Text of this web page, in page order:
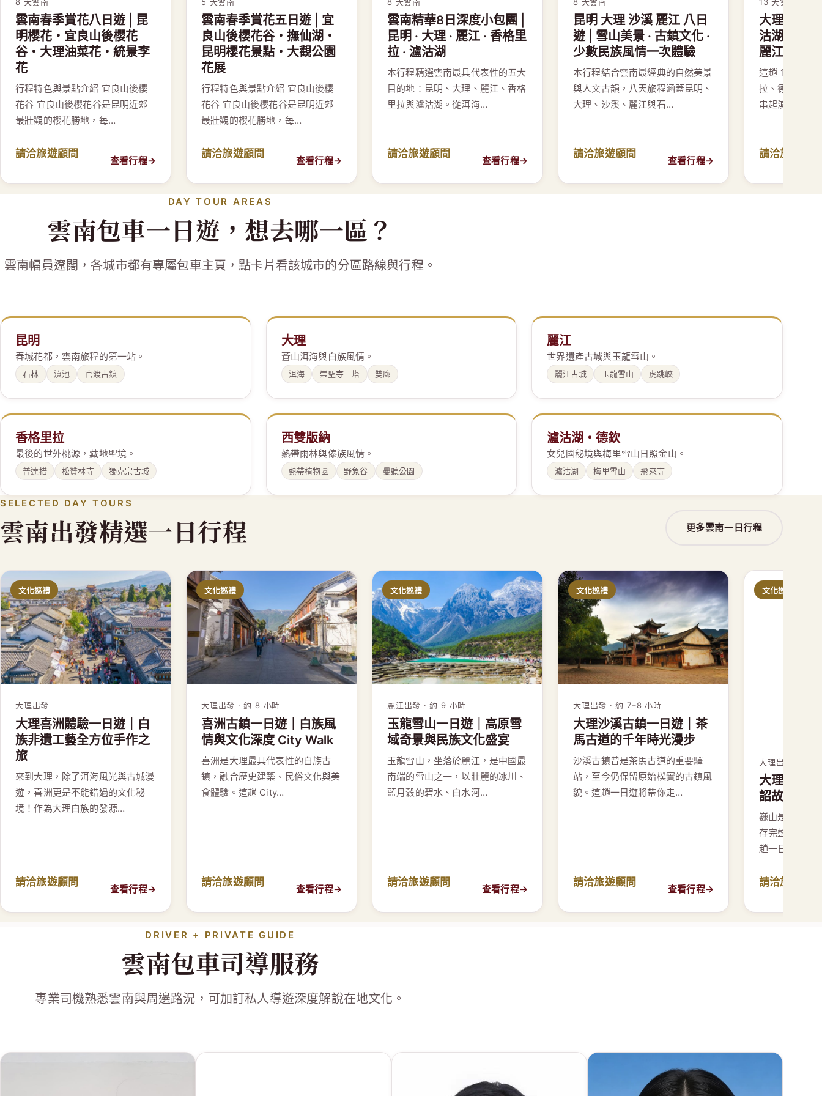
雲南春季賞花八日遊 | 昆
明櫻花・宜良山後櫻花
谷・大理油菜花・統景李
花
行程特色與景點介紹 宜良山後櫻
花谷 宜良山後櫻花谷是昆明近郊
最壯觀的櫻花勝地，每…
請洽旅遊顧問
查看行程→
雲南春季賞花五日遊 | 宜
良山後櫻花谷・撫仙湖・
昆明櫻花景點・大觀公園
花展
行程特色與景點介紹 宜良山後櫻
花谷 宜良山後櫻花谷是昆明近郊
最壯觀的櫻花勝地，每…
請洽旅遊顧問
查看行程→
雲南精華8日深度小包團 |
昆明 · 大理 · 麗江 · 香格里
拉 · 瀘沽湖
本行程精選雲南最具代表性的五大
目的地：昆明、大理、麗江、香格
里拉與瀘沽湖。從洱海…
請洽旅遊顧問
查看行程→
昆明 大理 沙溪 麗江 八日
遊 | 雪山美景 · 古鎮文化 ·
少數民族風情一次體驗
本行程結合雲南最經典的自然美景
與人文古韻，八天旅程涵蓋昆明、
大理、沙溪、麗江與石…
請洽旅遊顧問
查看行程→
大理麗江
沽湖 13 天
麗江香格
這趟 13 天的
拉、德欽、瀘
串起滇西北最
請洽旅遊顧問
DAY TOUR AREAS
雲南包車一日遊，想去哪一區？
雲南幅員遼闊，各城市都有專屬包車主頁，點卡片看該城市的分區路線與行程。
昆明
春城花都，雲南旅程的第一站。
石林 滇池 官渡古鎮
大理
蒼山洱海與白族風情。
洱海 崇聖寺三塔 雙廊
麗江
世界遺產古城與玉龍雪山。
麗江古城 玉龍雪山 虎跳峽
香格里拉
最後的世外桃源，藏地聖境。
普達措 松贊林寺 獨克宗古城
西雙版納
熱帶雨林與傣族風情。
熱帶植物園 野象谷 曼聽公園
瀘沽湖・德欽
女兒國秘境與梅里雪山日照金山。
瀘沽湖 梅里雪山 飛來寺
SELECTED DAY TOURS
雲南出發精選一日行程 更多雲南一日行程
文化巡禮
大理出發
大理喜洲體驗一日遊｜白
族非遺工藝全方位手作之
旅
來到大理，除了洱海風光與古城漫
遊，喜洲更是不能錯過的文化秘
境！作為大理白族的發源…
請洽旅遊顧問
查看行程→
文化巡禮
大理出發 · 約 8 小時
喜洲古鎮一日遊｜白族風
情與文化深度 City Walk
喜洲是大理最具代表性的白族古
鎮，融合歷史建築、民俗文化與美
食體驗。這趟 City…
請洽旅遊顧問
查看行程→
文化巡禮
麗江出發 · 約 9 小時
玉龍雪山一日遊｜高原雪
域奇景與民族文化盛宴
玉龍雪山，坐落於麗江，是中國最
南端的雪山之一，以壯麗的冰川、
藍月穀的碧水、白水河…
請洽旅遊顧問
查看行程→
文化巡禮
大理出發 · 約 7–8 小時
大理沙溪古鎮一日遊｜茶
馬古道的千年時光漫步
沙溪古鎮曾是茶馬古道的重要驛
站，至今仍保留原始樸實的古鎮風
貌。這趟一日遊將帶你走…
請洽旅遊顧問
查看行程→
文化巡禮
巍山是南詔國
存完整的古城
趟一日遊將帶
請洽旅遊顧問
DRIVER + PRIVATE GUIDE
雲南包車司導服務
專業司機熟悉雲南與周邊路況，可加訂私人導遊深度解說在地文化。